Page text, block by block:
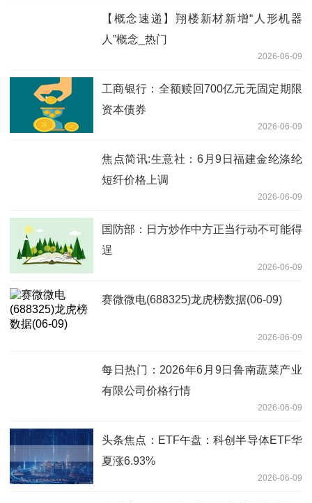
【概念速递】翔楼新材新增“人形机器
人”概念_热门
2026-06-09
工商银行：全额赎回700亿元无固定期限
资本债券
2026-06-09
焦点简讯:生意社：6月9日福建金纶涤纶
短纤价格上调
2026-06-09
国防部：日方炒作中方正当行动不可能得
逞
2026-06-09
赛微微电(688325)龙虎榜数据(06-09)
2026-06-09
每日热门：2026年6月9日鲁南蔬菜产业
有限公司价格行情
2026-06-09
头条焦点：ETF午盘：科创半导体ETF华
夏涨6.93%
2026-06-09